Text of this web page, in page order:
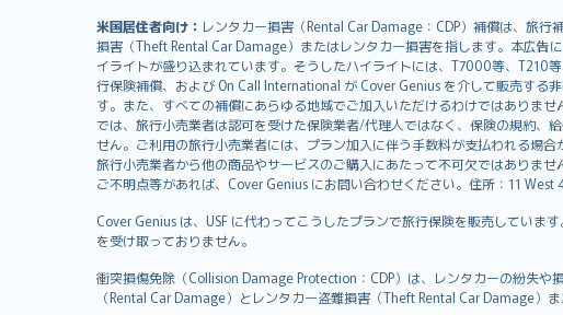
米国居住者向け： レンタカー損害（Rental Car Damage：CDP）補償は、旅
損害（Theft Rental Car Damage）またはレンタカー損害を指します。本広告
イライトが盛り込まれています。そうしたハイライトには、T7000等、T210
行保険補償、および On Call International が Cover Genius を介して販売する
す。また、すべての補償にあらゆる地域でご加入いただけるわけではありませ
では、旅行小売業者は認可を受けた保険業者/代理人ではなく、保険の規約、
せん。ご利用の旅行小売業者には、プラン加入に伴う手数料が支払われる場
旅行小売業者から他の商品やサービスのご購入にあたって不可欠ではありま
ご不明点等があれば、Cover Genius にお問い合わせください。住所：11
Cover Genius は、USF に代わってこうしたプランで旅行保険を販売していま
を受け取っておりません。
衝突損傷免除（Collision Damage Protection：CDP）は、レンタカーの紛失
（Rental Car Damage）とレンタカー盗難損害（Theft Rental Car Damage）
česky
Русский
ภาษาไทย
български
català
Hrvatski
eesti
Ελληνικά
Magyar
Íslenska
Bahasa Indonesia